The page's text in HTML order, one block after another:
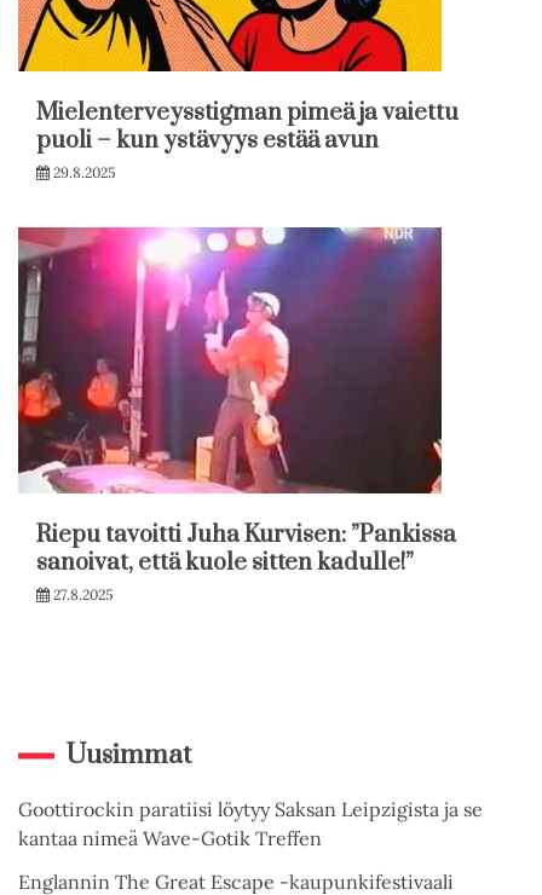
Mielenterveysstigman pimeä ja vaiettu
puoli – kun ystävyys estää avun
29.8.2025
Riepu tavoitti Juha Kurvisen: ”Pankissa
sanoivat, että kuole sitten kadulle!”
27.8.2025
Uusimmat
Goottirockin paratiisi löytyy Saksan Leipzigista ja se
kantaa nimeä Wave-Gotik Treffen
Englannin The Great Escape -kaupunkifestivaali